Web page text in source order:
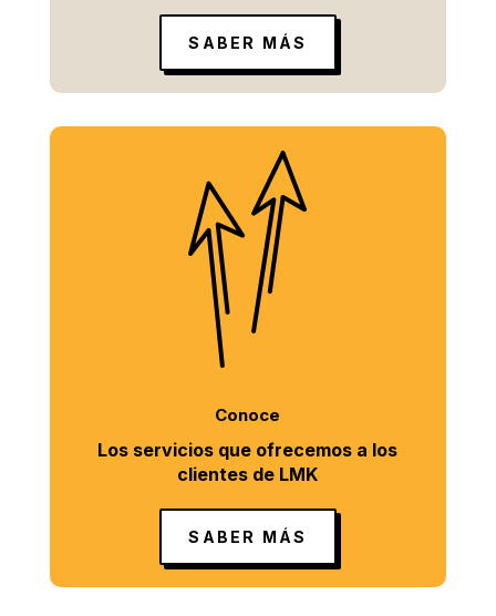
SABER MÁS
Conoce
Los servicios que ofrecemos a los
clientes de LMK
SABER MÁS